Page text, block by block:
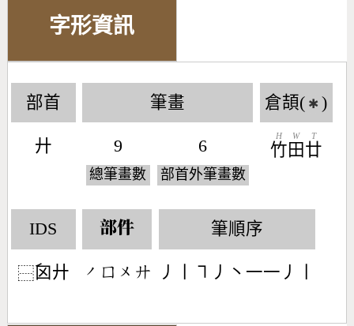
字形資訊
部首
廾
筆畫
9
總筆畫數
6
部首外筆畫數
倉頡( ✱ )
竹
H
田
W
廿
T
IDS
⿱囟廾
部件
󶀄󶁷󶀵󶁫
筆順序
丿丨㇕丿丶一一丿丨